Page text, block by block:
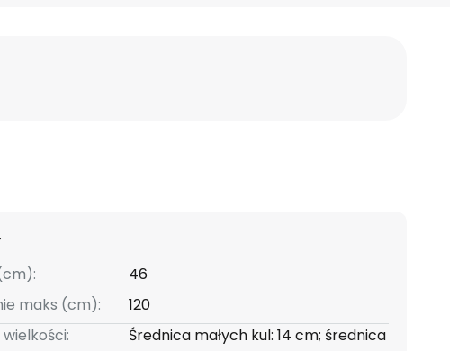
46
maks (cm):
120
wielkości:
Średnica małych kul: 14 cm; średnica